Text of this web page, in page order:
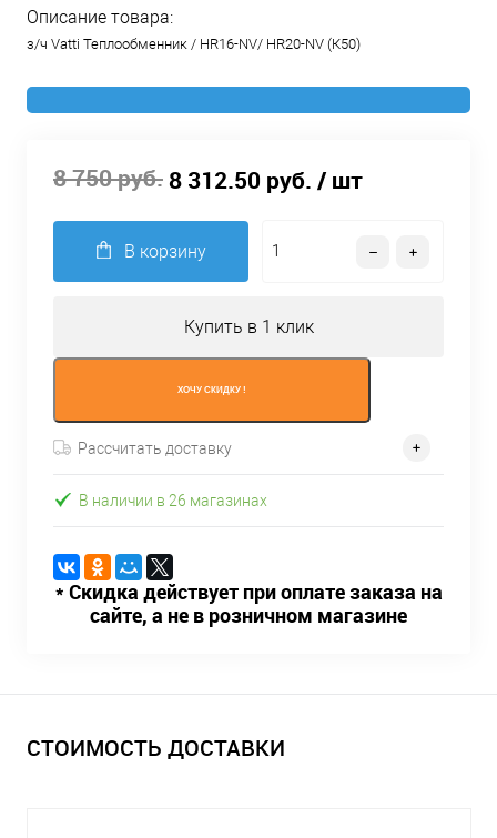
Описание товара:
з/ч Vatti Теплообменник / HR16-NV/ HR20-NV (К50)
8 750 руб.8 312.50 руб. / шт
В корзину
Купить в 1 клик
ХОЧУ СКИДКУ !
Рассчитать доставку
В наличии в 26 магазинах
* Скидка действует при оплате заказа на
сайте, а не в розничном магазине
СТОИМОСТЬ ДОСТАВКИ